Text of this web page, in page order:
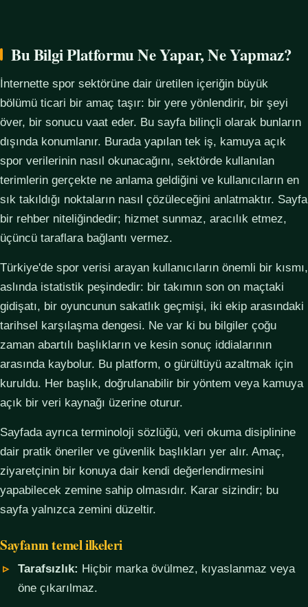
Bu Bilgi Platformu Ne Yapar, Ne Yapmaz?
İnternette spor sektörüne dair üretilen içeriğin büyük
bölümü ticari bir amaç taşır: bir yere yönlendirir, bir şeyi
över, bir sonucu vaat eder. Bu sayfa bilinçli olarak bunların
dışında konumlanır. Burada yapılan tek iş, kamuya açık
spor verilerinin nasıl okunacağını, sektörde kullanılan
terimlerin gerçekte ne anlama geldiğini ve kullanıcıların en
sık takıldığı noktaların nasıl çözüleceğini anlatmaktır. Sayfa
bir rehber niteliğindedir; hizmet sunmaz, aracılık etmez,
üçüncü taraflara bağlantı vermez.
Türkiye'de spor verisi arayan kullanıcıların önemli bir kısmı,
aslında istatistik peşindedir: bir takımın son on maçtaki
gidişatı, bir oyuncunun sakatlık geçmişi, iki ekip arasındaki
tarihsel karşılaşma dengesi. Ne var ki bu bilgiler çoğu
zaman abartılı başlıkların ve kesin sonuç iddialarının
arasında kaybolur. Bu platform, o gürültüyü azaltmak için
kuruldu. Her başlık, doğrulanabilir bir yöntem veya kamuya
açık bir veri kaynağı üzerine oturur.
Sayfada ayrıca terminoloji sözlüğü, veri okuma disiplinine
dair pratik öneriler ve güvenlik başlıkları yer alır. Amaç,
ziyaretçinin bir konuya dair kendi değerlendirmesini
yapabilecek zemine sahip olmasıdır. Karar sizindir; bu
sayfa yalnızca zemini düzeltir.
Sayfanın temel ilkeleri
Tarafsızlık: Hiçbir marka övülmez, kıyaslanmaz veya
öne çıkarılmaz.